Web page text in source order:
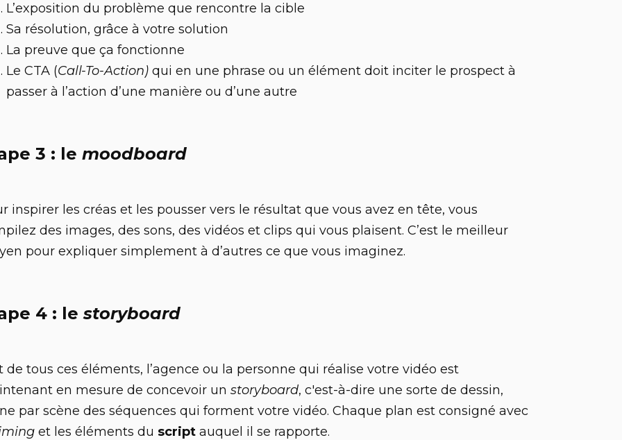
L’exposition du problème que rencontre la cible
Sa résolution, grâce à votre solution
La preuve que ça fonctionne
Le CTA (Call-To-Action) qui en une phrase ou un élément doit inciter le prospect à
passer à l’action d’une manière ou d’une autre
3 : lemoodboard
inspirer les créas et les pousser vers le résultat que vous avez en tête, vous
des images, des sons, des vidéos et clips qui vous plaisent. C’est le meilleur
pour expliquer simplement à d’autres ce que vous imaginez.
4 : lestoryboard
de tous ces éléments, l’agence ou la personne qui réalise votre vidéo est
en mesure de concevoir unstoryboard, c'est-à-dire une sorte de dessin,
par scène des séquences qui forment votre vidéo. Chaque plan est consigné avec
et les éléments du script auquel il se rapporte.